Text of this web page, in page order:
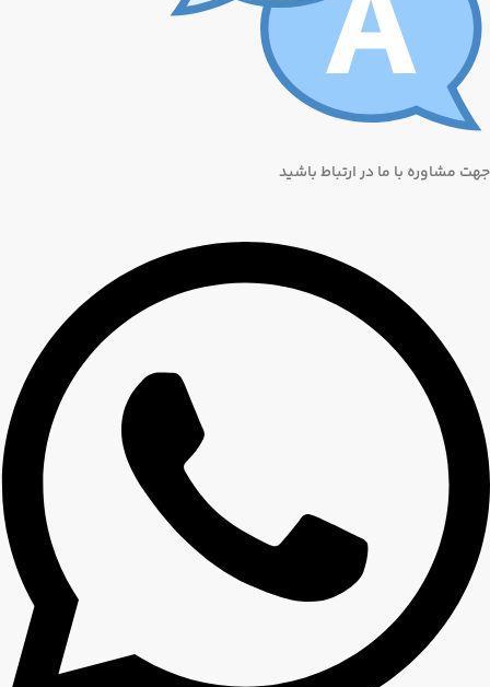
جهت مشاوره با ما در ارتباط باشید